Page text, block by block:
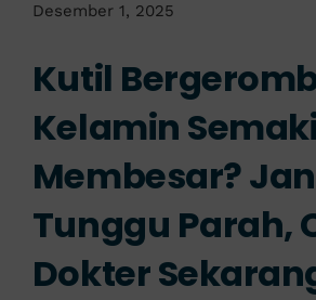
Layanan Kami
Info Klinik
Desember 1, 2025
Kutil
Kelamin
Membesar?
Tunggu Parah,
Dokter